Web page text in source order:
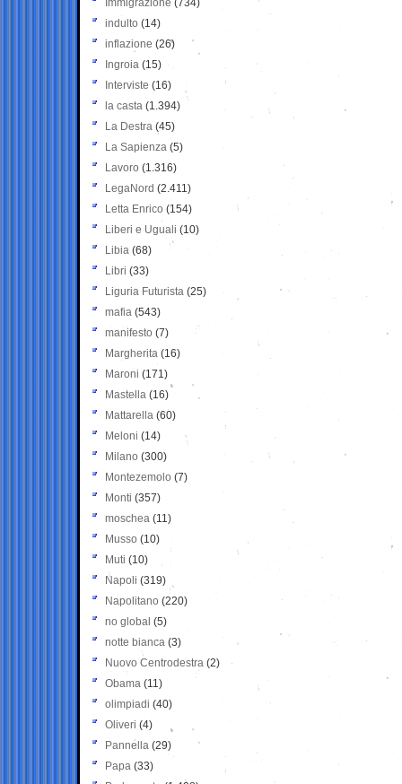
Immigrazione (734)
indulto (14)
inflazione (26)
Ingroia (15)
Interviste (16)
la casta (1.394)
La Destra (45)
La Sapienza (5)
Lavoro (1.316)
LegaNord (2.411)
Letta Enrico (154)
Liberi e Uguali (10)
Libia (68)
Libri (33)
Liguria Futurista (25)
mafia (543)
manifesto (7)
Margherita (16)
Maroni (171)
Mastella (16)
Mattarella (60)
Meloni (14)
Milano (300)
Montezemolo (7)
Monti (357)
moschea (11)
Musso (10)
Muti (10)
Napoli (319)
Napolitano (220)
no global (5)
notte bianca (3)
Nuovo Centrodestra (2)
Obama (11)
olimpiadi (40)
Oliveri (4)
Pannella (29)
Papa (33)